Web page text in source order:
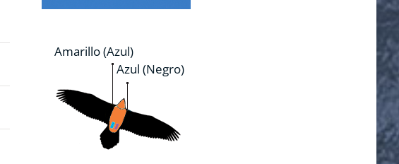
Amarillo (Azul)
Azul (Negro)